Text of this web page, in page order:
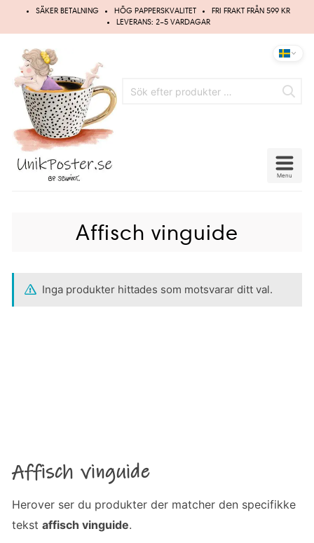
Hoppa
SÄKER BETALNING HÖG PAPPERSKVALITET
FRI FRAKT FRÅN 599 KR
LEVERANS: 2–5 VARDAGAR
Menu
Affisch vinguide
Inga produkter hittades som motsvarar ditt val.
Affisch vinguide
Herover ser du produkter der matcher den specifikke
tekstaffisch vinguide.